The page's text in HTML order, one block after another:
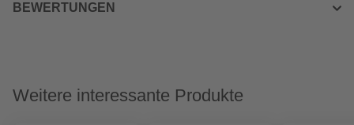
BEWERTUNGEN
Weitere interessante Produkte